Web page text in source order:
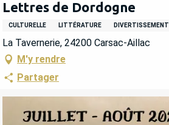
Lettres de Dordogne
CULTURELLE LITTÉRATURE DIVERTISSEMENT
La Tavernerie, 24200 Carsac-Aillac
M'y rendre
Partager